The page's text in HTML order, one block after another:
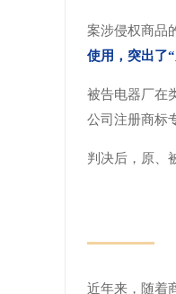
案涉侵权商品
使用，突出了
被告电器厂在
公司注册商标
判决后，原、
近年来，随着